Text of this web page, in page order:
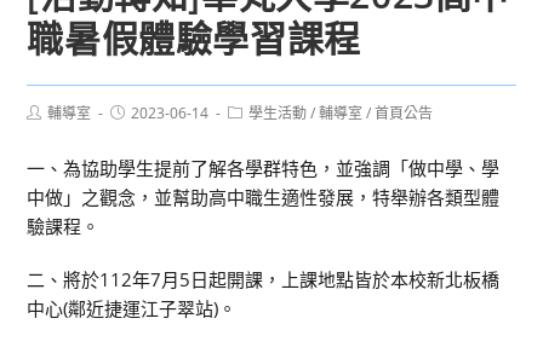
職暑假體驗學習課程
Post輔導室
Post2023-06-14
Post學生活動 / 輔導室 / 首頁公告
一、為協助學生提前了解各學群特色，並強調「做中學、學
中做」之觀念，並幫助高中職生適性發展，特舉辦各類型體
驗課程。
二、將於112年7月5日起開課，上課地點皆於本校新北板橋
中心(鄰近捷運江子翠站)。